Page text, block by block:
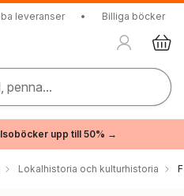
leveranser • Billiga böcker
penna...
upp till 50% →
Lokalhistoria och kulturhistoria